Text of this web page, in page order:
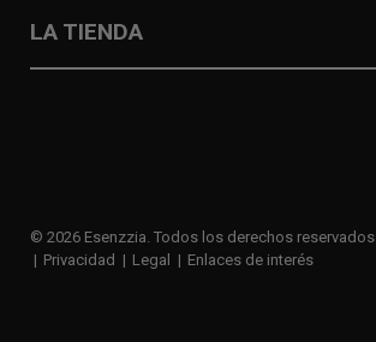
LA TIENDA
© 2026 Esenzzia. Todos los derechos reservados
Privacidad
Legal Enlaces de interés